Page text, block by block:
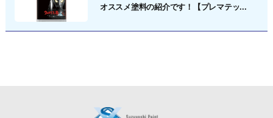
オススメ塗料の紹介です！【プレマテッ...